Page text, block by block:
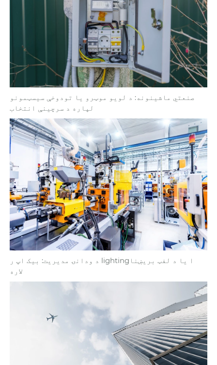
صنعتي ماشینونه: د لویو موټرو یا تودوخې سیسټمونو
لپاره د سرچینې انتخاب
د ودانۍ مدیریت: بیک اپ ر lightingا یا د لفټ بریښنا
لاره